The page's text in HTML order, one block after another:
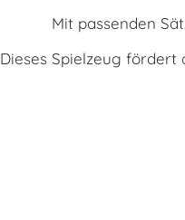
Mit passenden
Dieses Spielzeug